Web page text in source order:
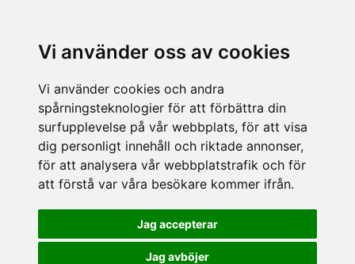
Vi använder oss av cookies
Vi använder cookies och andra
spårningsteknologier för att förbättra din
surfupplevelse på vår webbplats, för att visa
dig personligt innehåll och riktade annonser,
för att analysera vår webbplatstrafik och för
att förstå var våra besökare kommer ifrån.
Jag accepterar
Jag avböjer